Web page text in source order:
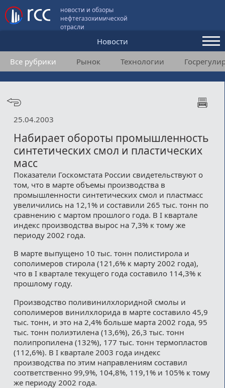
новости и обзоры
нефтегазохимической
отрасли
Новости
Аналитика и мнения
Конференции
Медиакит
Контакты
Все рубрики Рынок Технологии
25.04.2003
Набирает обороты промышленность
синтетических смол и пластических
масс
Показатели Госкомстата России свидетельствуют о
том, что в марте объемы производства в
промышленности синтетических смол и пластмасс
увеличились на 12,1% и составили 265 тыс. тонн по
сравнению с мартом прошлого года. В I квартале
индекс производства вырос на 7,3% к тому же
периоду 2002 года.
В марте выпущено 10 тыс. тонн полистирола и
сополимеров стирола (121,6% к марту 2002 года),
что в I квартале текущего года составило 114,3% к
прошлому году.
Производство поливинилхлоридной смолы и
сополимеров винилхлорида в марте составило 45,9
тыс. тонн, и это на 2,4% больше марта 2002 года, 95
тыс. тонн полиэтилена (13,6%), 26,3 тыс. тонн
полипропилена (132%), 177 тыс. тонн термопластов
(112,6%). В I квартале 2003 года индекс
производства по этим направлениям составил
соответственно 99,9%, 104,8%, 119,1% и 105% к тому
же периоду 2002 года.